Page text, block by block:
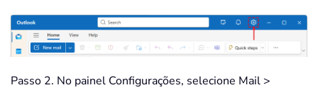
Passo 2. No painel Configurações, selecione Mail >